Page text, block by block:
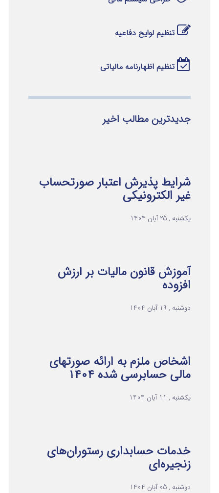
تنظیم لوایح دفاعیه
تنظیم اظهارنامه مالیاتی
جدیدترین مطالب اخیر
شرایط پذیرش اعتبار صورتحساب
غیر الکترونیکی
یکشنبه , 25 آبان 1404
آموزش قانون مالیات بر ارزش
افزوده
دوشنبه , 19 آبان 1404
اشخاص ملزم به ارائه صورتهای
مالی حسابرسی شده ۱۴۰۴
یکشنبه , 11 آبان 1404
خدمات حسابداری رستوران‌های
زنجیره‌ای
دوشنبه , 05 آبان 1404